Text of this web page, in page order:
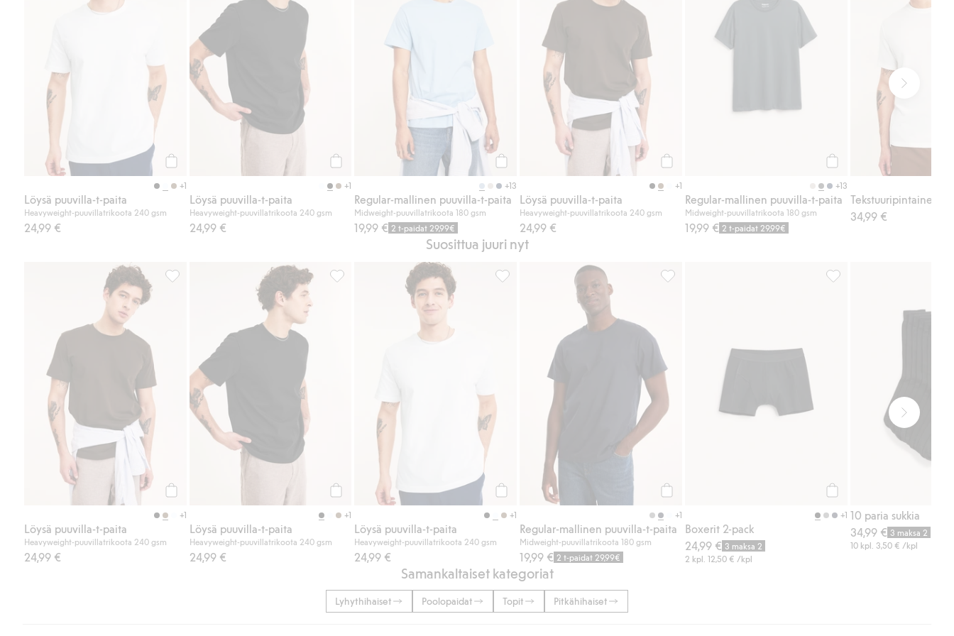
+1
Löysä puuvilla-t-paita
Heavyweight-puuvillatrikoota 240 gsm
24,99 €
+1
Löysä puuvilla-t-paita
Heavyweight-puuvillatrikoota 240 gsm
24,99 €
+13
Regular-mallinen puuvilla-t-paita
Midweight-puuvillatrikoota 180 gsm
19,99 € 2 t-paidat 29,99€
+1
Löysä puuvilla-t-paita
Heavyweight-puuvillatrikoota 240 gsm
24,99 €
+13
Regular-mallinen puuvilla-t-paita
Midweight-puuvillatrikoota 180 gsm
19,99 € 2 t-paidat 29,99€
34,99 €
Suosittua juuri nyt
+1
Löysä puuvilla-t-paita
Heavyweight-puuvillatrikoota 240 gsm
24,99 €
Löysä puuvilla-t-paita, Lisää suosikkeihin
+1
Löysä puuvilla-t-paita
Heavyweight-puuvillatrikoota 240 gsm
24,99 €
Löysä puuvilla-t-paita, Lisää suosikkeihin
+1
Löysä puuvilla-t-paita
Heavyweight-puuvillatrikoota 240 gsm
24,99 €
Löysä puuvilla-t-paita, Lisää suosikkeihin
+1
Regular-mallinen puuvilla-t-paita
Midweight-puuvillatrikoota 180 gsm
19,99 € 2 t-paidat 29,99€
+1
Boxerit 2-pack
24,99 € 3 maksa 2
2 kpl. 12,50 € /kpl
10 paria sukkia
34,99 € 3 maksa 2
10 kpl. 3,50 € /kpl
Samankaltaiset kategoriat
Lyhythihaiset Poolopaidat Topit Pitkähihaiset